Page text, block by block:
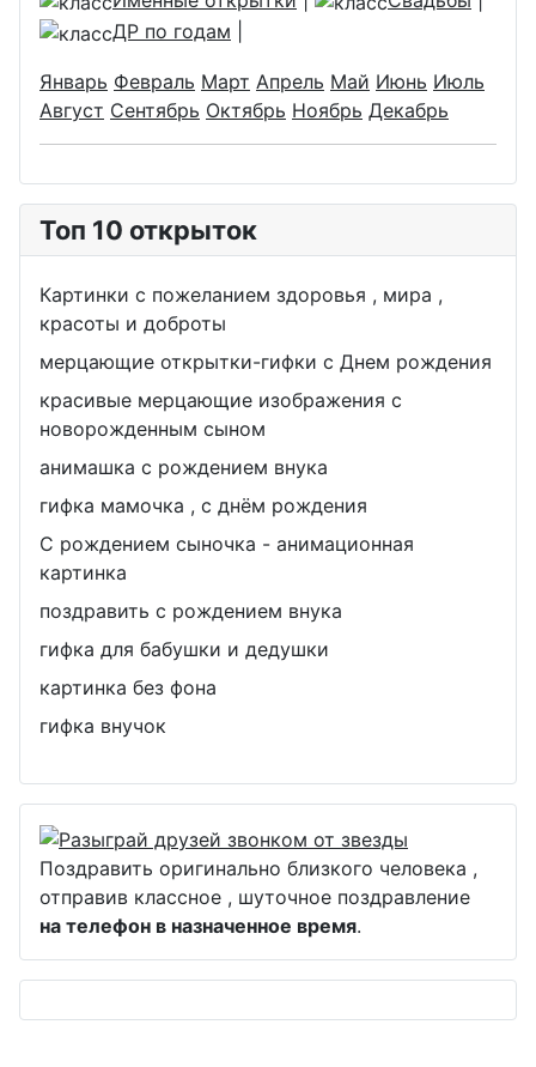
ДР по годам
Январь Февраль Март Апрель Май Июнь Июль
Август Сентябрь Октябрь Ноябрь Декабрь
Топ 10 открыток
Картинки с пожеланием здоровья , мира ,
красоты и доброты
мерцающие открытки-гифки с Днем рождения
красивые мерцающие изображения с
новорожденным сыном
анимашка с рождением внука
гифка мамочка , с днём рождения
С рождением сыночка - анимационная
картинка
поздравить с рождением внука
гифка для бабушки и дедушки
картинка без фона
гифка внучок
Поздравить оригинально близкого человека ,
отправив классное , шуточное поздравление
на телефон в назначенное время.